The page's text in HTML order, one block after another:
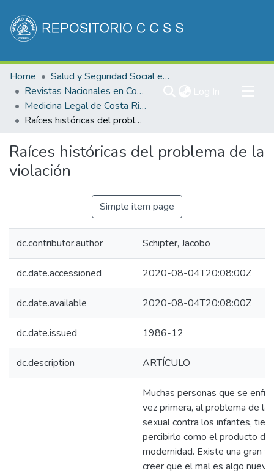
Communities & Collections
All of DSpace
Statistics
Home
Salud y Seguridad Social en Costa Rica
Revistas Nacionales en Costa Rica
Medicina Legal de Costa Rica
Raíces históricas del problema de la violación
Raíces históricas del problema de la
violación
Simple item page
dc.contributor.author Schipter, Jacobo
dc.date.accessioned 2020-08-04T20:08:00Z
dc.date.available 2020-08-04T20:08:00Z
dc.date.issued 1986-12
dc.description ARTÍCULO
Muchas personas que se
vez primera, al problema de la
sexual contra los infantes,
percibirlo como el producto de
modernidad. Existe una gran
creer que el mal es algo